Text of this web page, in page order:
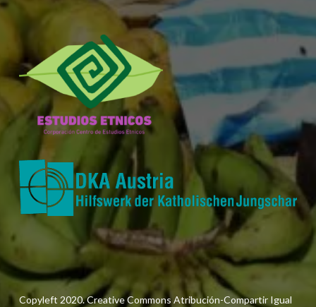
Copyleft 2020. Creative Commons Atribución-Compartir Igual